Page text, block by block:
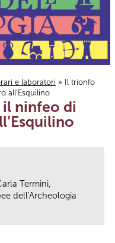
e laboratori » Il trionfo
all’Esquilino
il ninfeo di
Termini,
dell'Archeologia